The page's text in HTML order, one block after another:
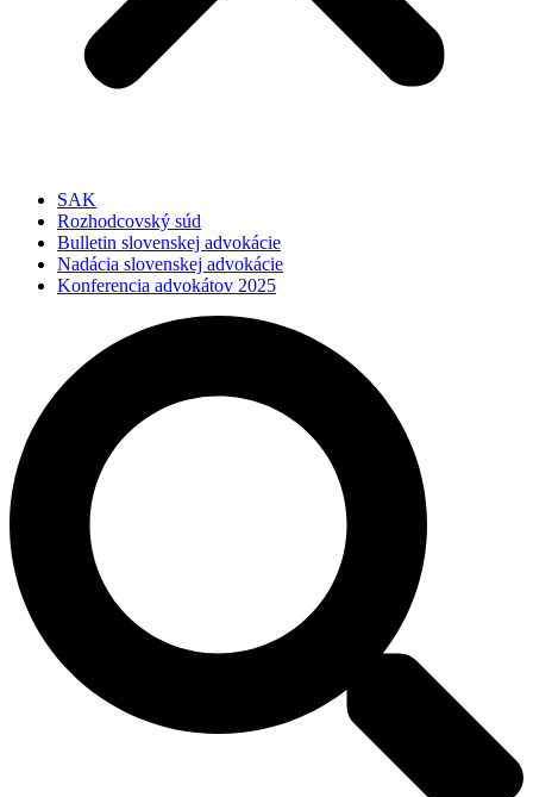
SAK
Rozhodcovský súd
Bulletin slovenskej advokácie
Nadácia slovenskej advokácie
Konferencia advokátov 2025